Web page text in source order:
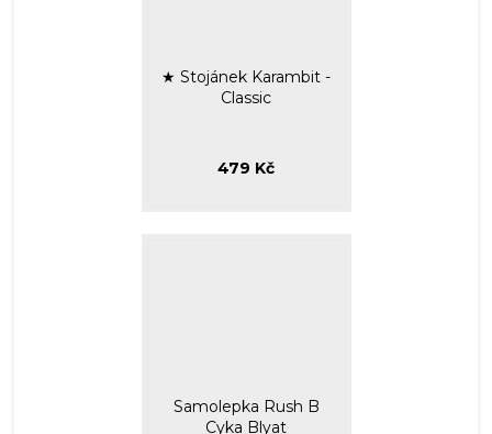
★ Stojánek Karambit -
Classic
479 Kč
Samolepka Rush B
Cyka Blyat